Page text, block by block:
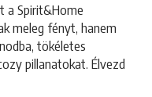
a Spirit&Home
meleg fényt, hanem
tökéletes
pillanatokat. Élvezd